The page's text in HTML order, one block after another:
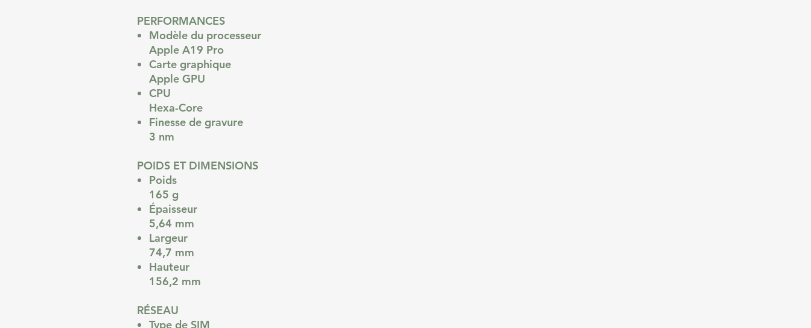
PERFORMANCES
Modèle du processeur
Apple A19 Pro
Carte graphique
Apple GPU
CPU
Hexa-Core
Finesse de gravure
3 nm
POIDS ET DIMENSIONS
Poids
165 g
Épaisseur
5,64 mm
Largeur
74,7 mm
Hauteur
156,2 mm
RÉSEAU
Type de SIM